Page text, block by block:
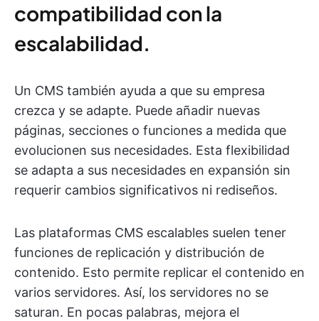
compatibilidad con la
escalabilidad.
Un CMS también ayuda a que su empresa
crezca y se adapte. Puede añadir nuevas
páginas, secciones o funciones a medida que
evolucionen sus necesidades. Esta flexibilidad
se adapta a sus necesidades en expansión sin
requerir cambios significativos ni rediseños.
Las plataformas CMS escalables suelen tener
funciones de replicación y distribución de
contenido. Esto permite replicar el contenido en
varios servidores. Así, los servidores no se
saturan. En pocas palabras, mejora el